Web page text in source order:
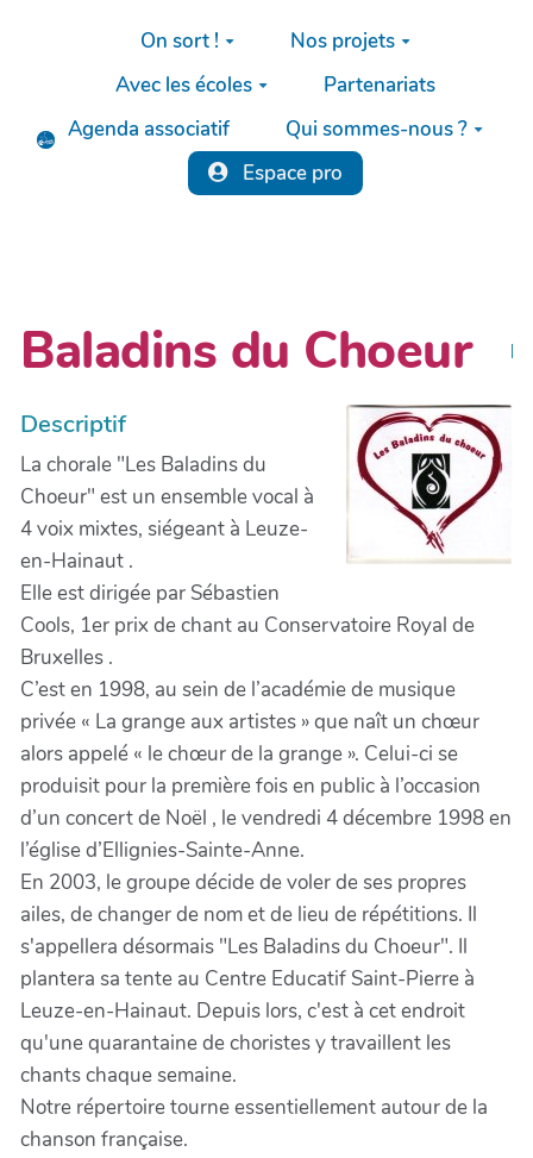
Aller au contenu principal
On sort !
Nos projets
Avec les écoles
Partenariats
Agenda associatif
Qui sommes-nous ?
Espace pro
Baladins du Choeur
Descriptif
La chorale "Les Baladins du
Choeur" est un ensemble vocal à
4 voix mixtes, siégeant à Leuze-
en-Hainaut .
Elle est dirigée par Sébastien
Cools, 1er prix de chant au Conservatoire Royal de
Bruxelles .
C’est en 1998, au sein de l’académie de musique
privée « La grange aux artistes » que naît un chœur
alors appelé « le chœur de la grange ». Celui-ci se
produisit pour la première fois en public à l’occasion
d’un concert de Noël , le vendredi 4 décembre 1998 en
l’église d’Ellignies-Sainte-Anne.
En 2003, le groupe décide de voler de ses propres
ailes, de changer de nom et de lieu de répétitions. Il
s'appellera désormais "Les Baladins du Choeur". Il
plantera sa tente au Centre Educatif Saint-Pierre à
Leuze-en-Hainaut. Depuis lors, c'est à cet endroit
qu'une quarantaine de choristes y travaillent les
chants chaque semaine.
Notre répertoire tourne essentiellement autour de la
chanson française.